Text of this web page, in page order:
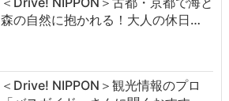
森の自然に抱かれる！大人の休日…
＜Drive! NIPPON＞観光情報のプロ